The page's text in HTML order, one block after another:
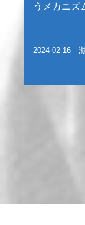
うメカニズ
2024-02-16